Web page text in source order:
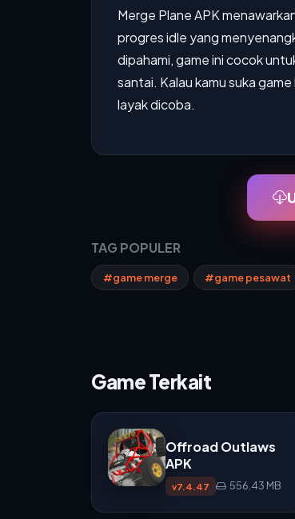
Merge Plane APK
progres idle yang
dipahami, game ini cocok
santai. Kalau kamu suka
layak dicoba.
TAG POPULER
#game merge #game pesawat
Game Terkait
Offroad Outlaws
APK
v7.4.47 556.43 MB